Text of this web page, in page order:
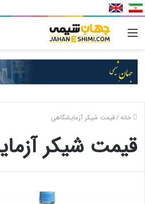
خانه/قیمت شیکر آزمایشگاهی
قیمت شیکر